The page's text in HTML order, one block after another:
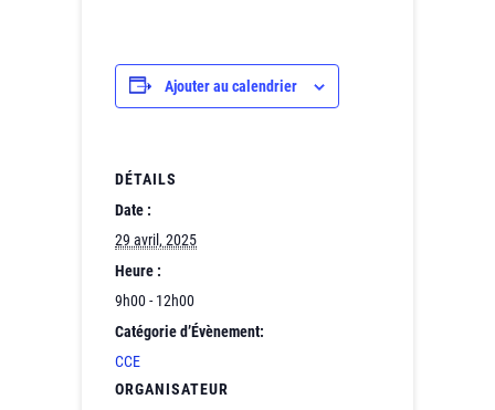
Ajouter au calendrier
DÉTAILS
Date :
29 avril, 2025
Heure :
9h00 - 12h00
Catégorie d’Évènement:
CCE
ORGANISATEUR